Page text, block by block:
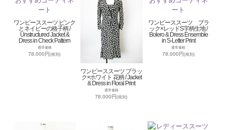
ワンピーススーツ ピンク
とネイビーの格子柄 /
Unstructured Jacket &
Dress in Check Pattern
通常価格
78,000円(税別)
ワンピーススーツ ブラッ
ク×ホワイト 花柄 / Jacket
& Dress in Floral Print
通常価格
78,000円(税別)
ワンピーススーツ ブラ
ック×レッドS字柄生地 /
Bolero & Dress Ensemble
in S-Letter Print
通常価格
78,000円(税別)